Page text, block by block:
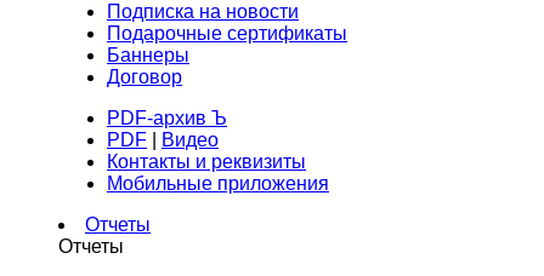
Подписка на новости
Подарочные сертификаты
Баннеры
Договор
PDF-архив Ъ
PDF
Видео
Контакты и реквизиты
Мобильные приложения
Отчеты
Отчеты